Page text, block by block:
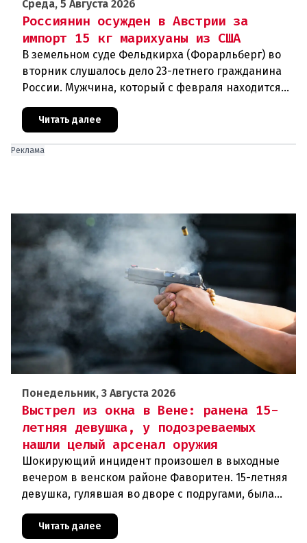
Среда, 5 Августа 2026
Россиянин осужден в Австрии за
импорт 15 кг марихуаны из США
В земельном суде Фельдкирха (Форарльберг) во
вторник слушалось дело 23-летнего гражданина
России. Мужчина, который с февраля находится
под стражей, обвинялся в том, что на протяжении
полугода организо
Читать далее
Реклама
Понедельник, 3 Августа 2026
Выстрел из окна в Вене: ранена 15-
летняя девушка, у подозреваемых
нашли целый арсенал оружия
Шокирующий инцидент произошел в выходные
вечером в венском районе Фаворитен. 15-летняя
девушка, гулявшая во дворе с подругами, была
ранена выстрелом из пневматического оружия.
Полиция задержала двух п
Читать далее